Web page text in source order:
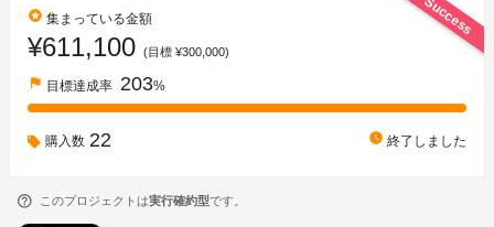
Success
stars 集まっている金額
¥611,100 (目標 ¥300,000)
flag 目標達成率 203%
購入数 22 watch_later 終了しました
このプロジェクトは実行確約型です。